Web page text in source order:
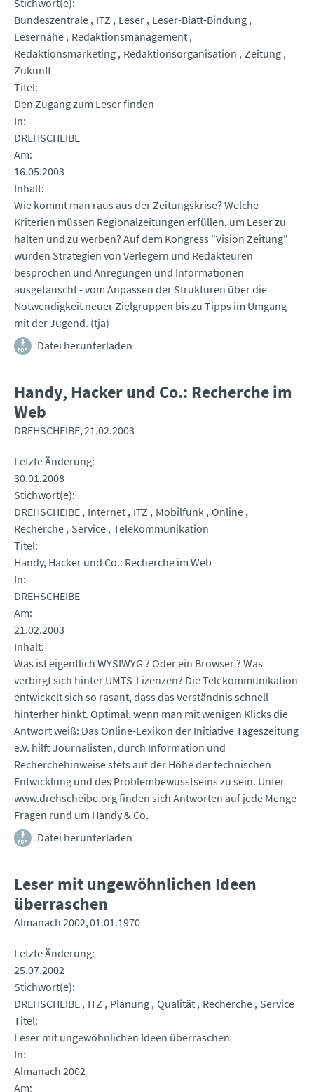
Stichwort(e)
Bundeszentrale ITZ Leser Leser-Blatt-Bindung
Lesernähe Redaktionsmanagement
Redaktionsmarketing Redaktionsorganisation Zeitung
Zukunft
Titel
Den Zugang zum Leser finden
In
DREHSCHEIBE
Am
16.05.2003
Inhalt
Wie kommt man raus aus der Zeitungskrise? Welche
Kriterien müssen Regionalzeitungen erfüllen, um Leser zu
halten und zu werben? Auf dem Kongress "Vision Zeitung"
wurden Strategien von Verlegern und Redakteuren
besprochen und Anregungen und Informationen
ausgetauscht - vom Anpassen der Strukturen über die
Notwendigkeit neuer Zielgruppen bis zu Tipps im Umgang
mit der Jugend. (tja)
Datei herunterladen
Handy, Hacker und Co.: Recherche im
Web
DREHSCHEIBE 21.02.2003
Letzte Änderung
30.01.2008
Stichwort(e)
DREHSCHEIBE Internet ITZ Mobilfunk Online
Recherche Service Telekommunikation
Titel
Handy, Hacker und Co.: Recherche im Web
In
DREHSCHEIBE
Am
21.02.2003
Inhalt
Was ist eigentlich WYSIWYG ? Oder ein Browser ? Was
verbirgt sich hinter UMTS-Lizenzen? Die Telekommunikation
entwickelt sich so rasant, dass das Verständnis schnell
hinterher hinkt. Optimal, wenn man mit wenigen Klicks die
Antwort weiß: Das Online-Lexikon der Initiative Tageszeitung
e.V. hilft Journalisten, durch Information und
Recherchehinweise stets auf der Höhe der technischen
Entwicklung und des Problembewusstseins zu sein. Unter
www.drehscheibe.org finden sich Antworten auf jede Menge
Fragen rund um Handy & Co.
Datei herunterladen
Leser mit ungewöhnlichen Ideen
überraschen
Almanach 2002 01.01.1970
Letzte Änderung
25.07.2002
Stichwort(e)
DREHSCHEIBE ITZ Planung Qualität Recherche Service
Titel
Leser mit ungewöhnlichen Ideen überraschen
In
Almanach 2002
Am